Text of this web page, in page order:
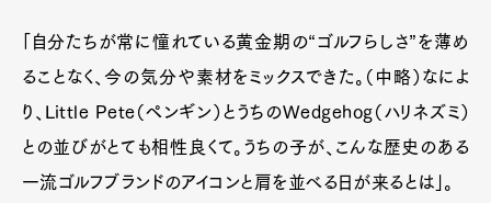
「自分たちが常に憧れている黄金期の“ゴルフらしさ”を薄め
ることなく、今の気分や素材をミックスできた。（中略）なによ
り、Little Pete（ペンギン）とうちのWedgehog（ハリネズミ）
との並びがとても相性良くて。うちの子が、こんな歴史のある
一流ゴルフブランドのアイコンと肩を並べる日が来るとは」。